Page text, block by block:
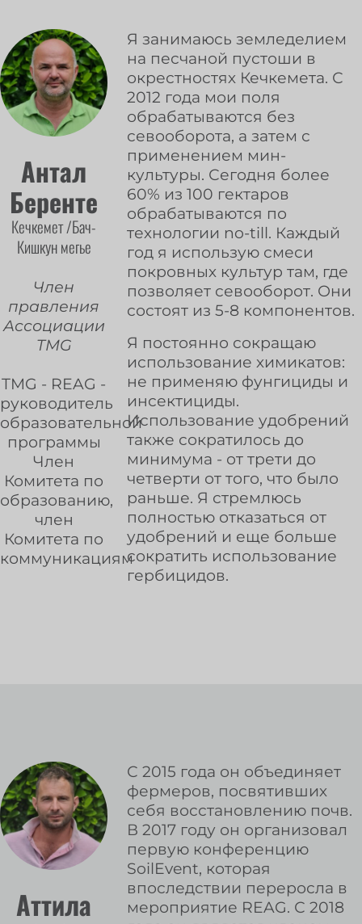
Антал
Беренте
Кечкемет /Бач-
Кишкун мегье
Член
правления
Ассоциации
TMG
TMG - REAG -
руководитель
образовательной
программы
Член
Комитета по
образованию,
член
Комитета по
коммуникациям
Я занимаюсь земледелием
на песчаной пустоши в
окрестностях Кечкемета. С
2012 года мои поля
обрабатываются без
севооборота, а затем с
применением мин-
культуры. Сегодня более
60% из 100 гектаров
обрабатываются по
технологии no-till. Каждый
год я использую смеси
покровных культур там, где
позволяет севооборот. Они
состоят из 5-8 компонентов.
Я постоянно сокращаю
использование химикатов:
не применяю фунгициды и
инсектициды.
Использование удобрений
также сократилось до
минимума - от трети до
четверти от того, что было
раньше. Я стремлюсь
полностью отказаться от
удобрений и еще больше
сократить использование
гербицидов.
Аттила
С 2015 года он объединяет
фермеров, посвятивших
себя восстановлению почв.
В 2017 году он организовал
первую конференцию
SoilEvent, которая
впоследствии переросла в
мероприятие REAG. С 2018